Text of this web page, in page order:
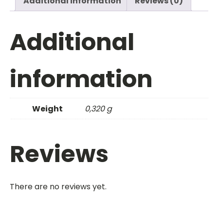
Additional
information
Weight 0,320 g
Reviews
There are no reviews yet.